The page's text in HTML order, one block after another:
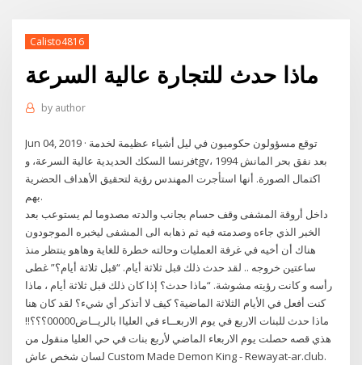
Calisto4816
ماذا حدث للتجارة عالية السرعة
by author
Jun 04, 2019 · توقع مسؤولون حكوميون في ليل أشياء عظيمة لخدمة
فرنسا السكك الحديدية عالية السرعة، وtgv، بعد نفق بحر المانش 1994
اكتمال الصورة. أنها استأجرت المهندس رؤية لتحقيق الأهداف الحضرية
بهم.
داخل أروقة المشفى وقف حسام بجانب والدته مصدوما لم يستوعب بعد
الخبر الذي جاءه وصدمته فيه ثم ذهابه الى المشفى ليخبره الموجودون
هناك أن أخيه في غرفة العمليات وحالته خطرة للغاية وهاهو ينتظر منذ
ساعتين خروجه .. لقد حدث ذلك قبل ثلاثة أيام. “قبل ثلاثة أيام؟” غطى
رأسه و كانت رؤيته مشوشة. “ماذا حدث؟ إذا كان ذلك قبل ثلاثة أيام ، ماذا
كنت أفعل في الأيام الثلاثة الماضية؟ كيف لا أتذكر أي شيء؟ لقد كان هنا
ماذا حدث للبنات الاربع في يوم الاربعــاء في العلياا بالريــاض00000؟؟؟!!
هذي قصه حصلت يوم الاربعاء الماضي لأربع بنات في حي العليا منقول من
لسان شخص عاش Custom Made Demon King - Rewayat-ar.club.